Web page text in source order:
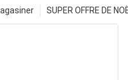
SUPER OFFRE DE